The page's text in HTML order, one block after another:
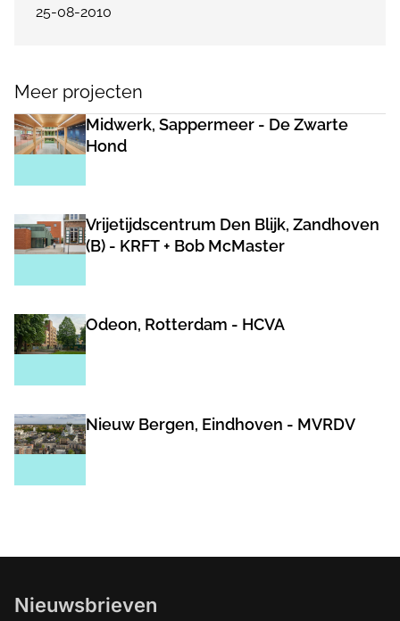
25-08-2010
Meer projecten
Midwerk, Sappermeer - De Zwarte
Hond
Vrijetijdscentrum Den Blijk, Zandhoven
(B) - KRFT + Bob McMaster
Odeon, Rotterdam - HCVA
Nieuw Bergen, Eindhoven - MVRDV
Nieuwsbrieven